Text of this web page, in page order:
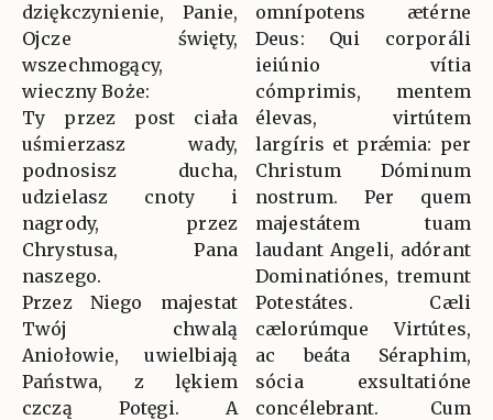
dziękczynienie, Panie,
Ojcze święty,
wszechmogący,
wieczny Boże:
Ty przez post ciała
uśmierzasz wady,
podnosisz ducha,
udzielasz cnoty i
nagrody, przez
Chrystusa, Pana
naszego.
Przez Niego majestat
Twój chwalą
Aniołowie, uwielbiają
Państwa, z lękiem
czczą Potęgi. A
omnípotens ætérne
Deus: Qui corporáli
ieiúnio vítia
cómprimis, mentem
élevas, virtútem
largíris et prǽmia: per
Christum Dóminum
nostrum. Per quem
majestátem tuam
laudant Angeli, adórant
Dominatiónes, tremunt
Potestátes. Cæli
cælorúmque Virtútes,
ac beáta Séraphim,
sócia exsultatióne
concélebrant. Cum